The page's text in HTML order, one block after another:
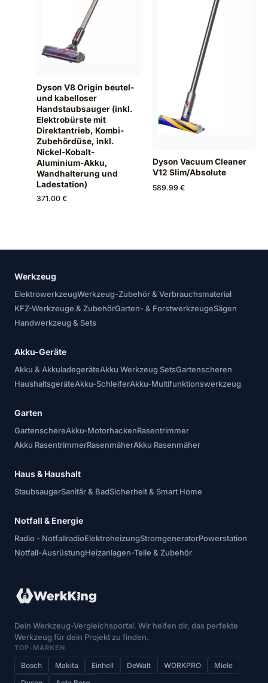
Dyson V8 Origin beutel-
und kabelloser
Handstaubsauger (inkl.
Elektrobürste mit
Direktantrieb, Kombi-
Zubehördüse, inkl.
Nickel-Kobalt-
Aluminium-Akku,
Wandhalterung und
Ladestation)
371.00 €
Dyson Vacuum Cleaner
V12 Slim/Absolute
589.99 €
Werkzeug
ElektrowerkzeugWerkzeug-Zubehör & Verbrauchsmaterial
KFZ-Werkzeuge & ZubehörGarten- & ForstwerkzeugeSägen
Handwerkzeug & Sets
Akku-Geräte
Akku & AkkuladegeräteAkku Werkzeug SetsGartenscheren
HaushaltsgeräteAkku-SchleiferAkku-Multifunktionswerkzeug
Garten
GartenschereAkku-MotorhackenRasentrimmer
Akku RasentrimmerRasenmäherAkku Rasenmäher
Haus & Haushalt
StaubsaugerSanitär & BadSicherheit & Smart Home
Notfall & Energie
Radio - NotfallradioElektroheizungStromgeneratorPowerstation
Notfall-AusrüstungHeizanlagen-Teile & Zubehör
Dein Werkzeug-Vergleichsportal. Wir helfen dir, das perfekte
Werkzeug für dein Projekt zu finden.
TOP-MARKEN
Bosch Makita Einhell DeWalt WORKPRO
Miele